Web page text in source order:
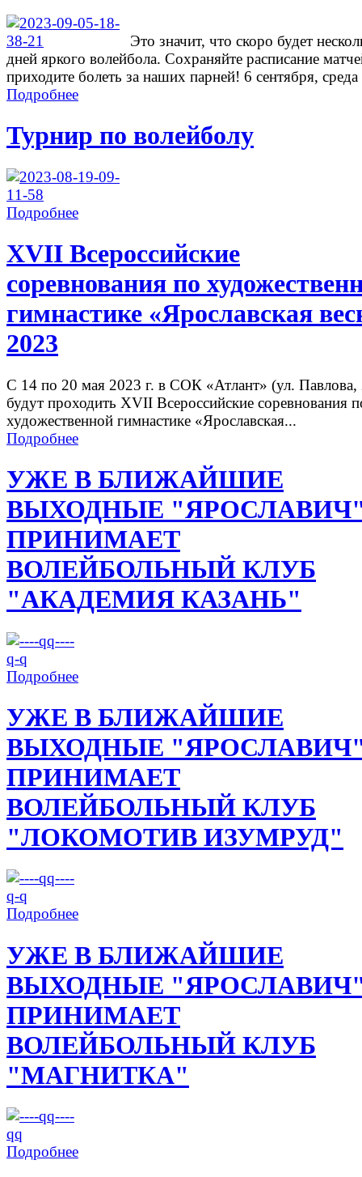
Это значит, что скоро будет
дней яркого волейбола. Сохраняйте расписание
приходите болеть за наших парней! 6 сентября, среда
Подробнее
Турнир по волейболу
Подробнее
ХVII Всероссийские
соревнования по
гимнастике «Ярославская
2023
С 14 по 20 мая 2023 г. в СОК «Атлант» (ул. Павлова,
будут проходить XVII Всероссийские соревнования
художественной гимнастике «Ярославская...
Подробнее
УЖЕ В БЛИЖАЙШИЕ
ВЫХОДНЫЕ
ПРИНИМАЕТ
ВОЛЕЙБОЛЬНЫЙ КЛУБ
"АКАДЕМИЯ КАЗАНЬ"
Подробнее
УЖЕ В БЛИЖАЙШИЕ
ВЫХОДНЫЕ
ПРИНИМАЕТ
ВОЛЕЙБОЛЬНЫЙ КЛУБ
"ЛОКОМОТИВ ИЗУМРУД"
Подробнее
УЖЕ В БЛИЖАЙШИЕ
ВЫХОДНЫЕ
ПРИНИМАЕТ
ВОЛЕЙБОЛЬНЫЙ КЛУБ
"МАГНИТКА"
Подробнее